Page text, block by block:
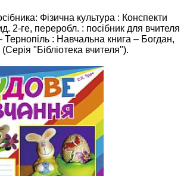
Фізична культура : Конспекти
2-ге, переробл. : посібник для вчителя
: Навчальна книга – Богдан,
"Бібліотека вчителя").